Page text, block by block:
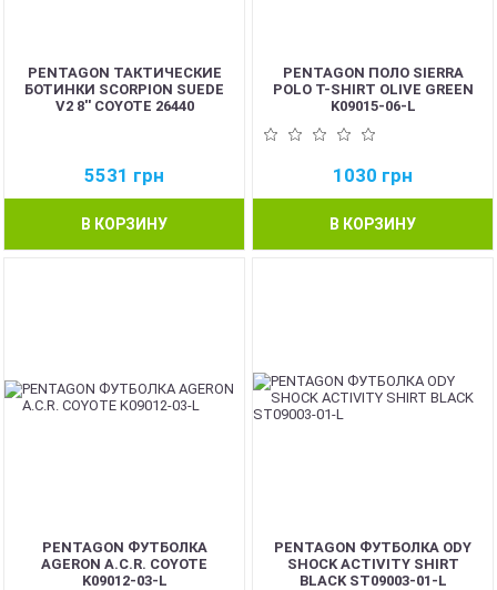
PENTAGON ТАКТИЧЕСКИЕ
БОТИНКИ SCORPION SUEDE
V2 8'' COYOTE 26440
5531 грн
В КОРЗИНУ
PENTAGON ПОЛО SIERRA
POLO T-SHIRT OLIVE GREEN
K09015-06-L
1030 грн
В КОРЗИНУ
PENTAGON ФУТБОЛКА
AGERON A.C.R. COYOTE
K09012-03-L
PENTAGON ФУТБОЛКА ODY
SHOCK ACTIVITY SHIRT
BLACK ST09003-01-L